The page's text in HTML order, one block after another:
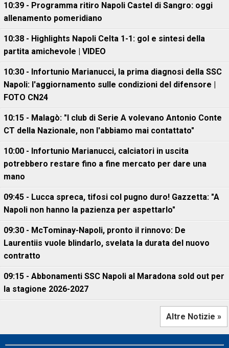
10:39 - Programma ritiro Napoli Castel di Sangro: oggi
allenamento pomeridiano
10:38 - Highlights Napoli Celta 1-1: gol e sintesi della
partita amichevole | VIDEO
10:30 - Infortunio Marianucci, la prima diagnosi della SSC
Napoli: l'aggiornamento sulle condizioni del difensore |
FOTO CN24
10:15 - Malagò: "I club di Serie A volevano Antonio Conte
CT della Nazionale, non l'abbiamo mai contattato"
10:00 - Infortunio Marianucci, calciatori in uscita
potrebbero restare fino a fine mercato per dare una
mano
09:45 - Lucca spreca, tifosi col pugno duro! Gazzetta: "A
Napoli non hanno la pazienza per aspettarlo"
09:30 - McTominay-Napoli, pronto il rinnovo: De
Laurentiis vuole blindarlo, svelata la durata del nuovo
contratto
09:15 - Abbonamenti SSC Napoli al Maradona sold out per
la stagione 2026-2027
Altre Notizie »